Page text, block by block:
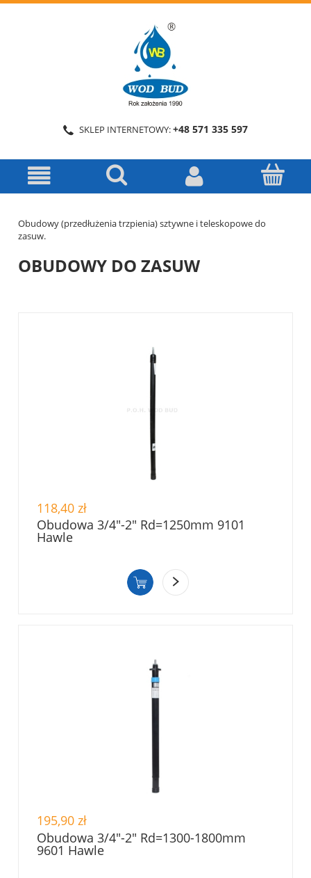
SKLEP INTERNETOWY:+48 571 335 597
Obudowy (przedłużenia trzpienia) sztywne i teleskopowe do
zasuw.
OBUDOWY DO ZASUW
118,40 zł
Obudowa 3/4"-2" Rd=1250mm 9101
Hawle
195,90 zł
Obudowa 3/4"-2" Rd=1300-1800mm
9601 Hawle